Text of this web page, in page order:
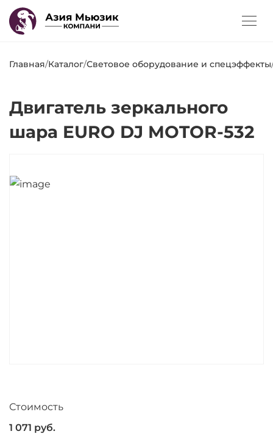
Главная/Каталог/Световое оборудование и спецэффекты
Двигатель зеркального
шара EURO DJ MOTOR-532
Стоимость
1 071 руб.